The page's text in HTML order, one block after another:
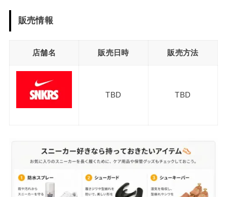
販売情報
店舗名 販売日時 販売方法
TBD TBD